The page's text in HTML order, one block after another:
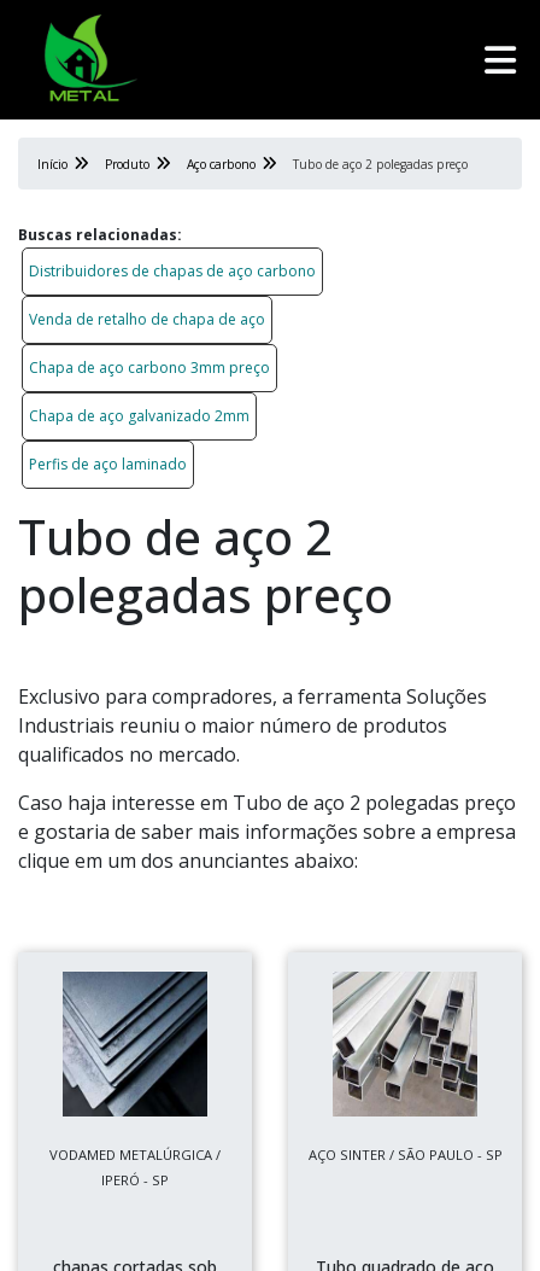
Início Produto Aço carbono Tubo de aço 2 polegadas preço
Buscas relacionadas:
Distribuidores de chapas de aço carbono
Venda de retalho de chapa de aço
Chapa de aço carbono 3mm preço
Chapa de aço galvanizado 2mm
Perfis de aço laminado
Tubo de aço 2
polegadas preço
Exclusivo para compradores, a ferramenta Soluções
Industriais reuniu o maior número de produtos
qualificados no mercado.
Caso haja interesse em Tubo de aço 2 polegadas preço
e gostaria de saber mais informações sobre a empresa
clique em um dos anunciantes abaixo:
VODAMED METALÚRGICA /
IPERÓ - SP
AÇO SINTER / SÃO PAULO - SP